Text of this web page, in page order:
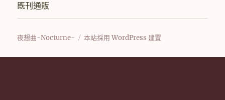
既刊通販
夜想曲-Nocturne- 本站採用 WordPress 建置